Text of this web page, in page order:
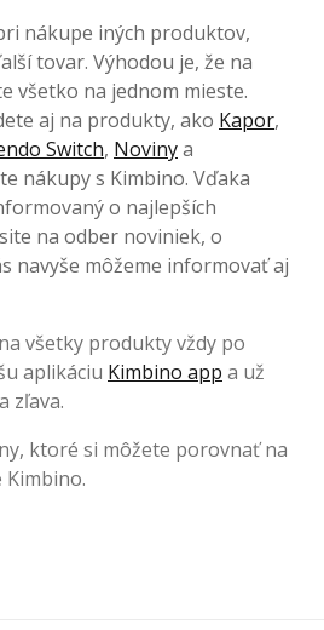
nákupe iných produktov,
tovar. Výhodou je, že na
všetko na jednom mieste.
aj na produkty, ako Kapor,
Switch, Novinya
nákupy s Kimbino. Vďaka
o najlepších
na odber noviniek, o
navyše môžeme informovať aj
všetky produkty vždy po
aplikáciu Kimbino app a už
zľava.
ktoré si môžete porovnať na
Kimbino.